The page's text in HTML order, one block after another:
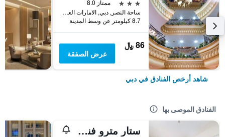
3 نجوم
ممتاز 8.0
ساحة النصر, دبي, الامارات العربية المتحدة
8.7 كيلومتر عن وسط المدينة
86 ﷼
عرض الصفقة
شاهد أرخص الفنادق في دبي
الفنادق الموصى بها
ستار مترو فندق ديرة دبي